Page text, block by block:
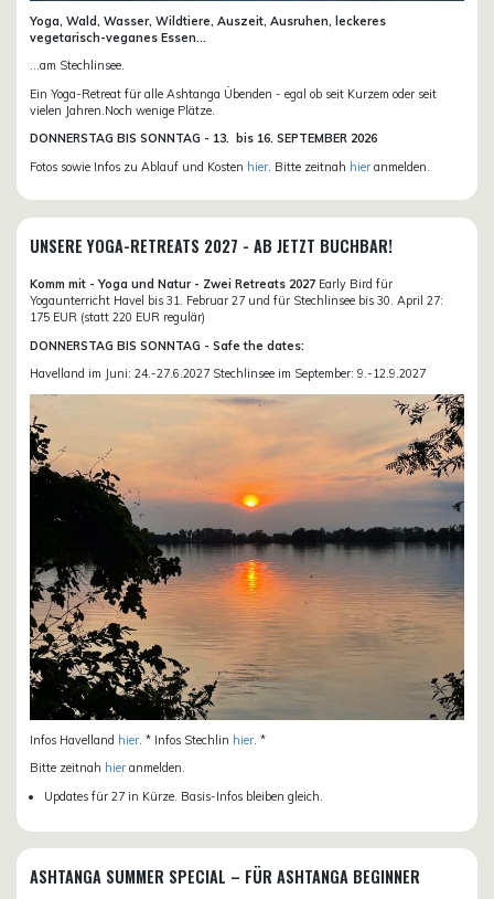
Yoga, Wald, Wasser, Wildtiere, Auszeit, Ausruhen, leckeres
vegetarisch-veganes Essen...
...am Stechlinsee.
Ein Yoga-Retreat für alle Ashtanga Übenden - egal ob seit Kurzem oder seit
vielen Jahren.Noch wenige Plätze.
DONNERSTAG BIS SONNTAG - 13. bis 16. SEPTEMBER 2026
Fotos sowie Infos zu Ablauf und Kosten hier . Bitte zeitnah hier anmelden.
UNSERE YOGA-RETREATS 2027 - AB JETZT BUCHBAR!
Komm mit - Yoga und Natur - Zwei Retreats 2027 Early Bird für
Yogaunterricht Havel bis 31. Februar 27 und für Stechlinsee bis 30. April 27:
175 EUR (statt 220 EUR regulär)
DONNERSTAG BIS SONNTAG - Safe the dates:
Havelland im Juni: 24.-27.6.2027 Stechlinsee im September: 9.-12.9.2027
Infos Havelland hier . * Infos Stechlin hier . *
Bitte zeitnah hier anmelden.
Updates für 27 in Kürze. Basis-Infos bleiben gleich.
ASHTANGA SUMMER SPECIAL – FÜR ASHTANGA BEGINNER